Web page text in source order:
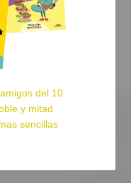
del 10
y mitad
sencillas